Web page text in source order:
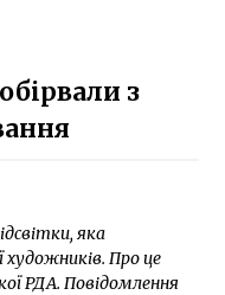
з
яка
Про це
РДА. Повідомлення